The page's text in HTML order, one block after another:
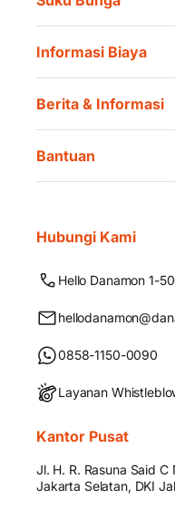
Informasi Biaya
Berita & Informasi
Bantuan
Hubungi Kami
Hello Danamon 1-
0858-1150-0090
Layanan
Kantor Pusat
Jl. H. R. Rasuna Said
Jakarta Selatan, DKI